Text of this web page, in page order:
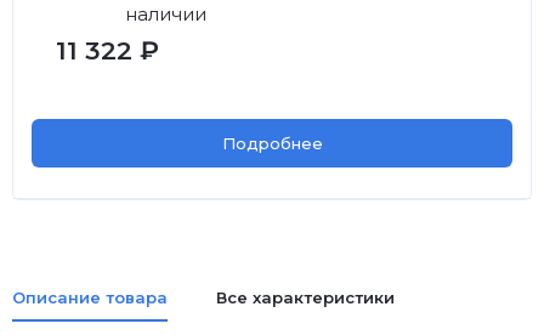
наличии
11 322 ₽
Подробнее
Описание товара Все характеристики